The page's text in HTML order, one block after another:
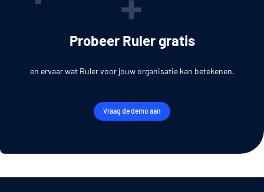
Probeer Ruler gratis
en ervaar wat Ruler voor jouw organisatie kan betekenen.
Vraag de demo aan